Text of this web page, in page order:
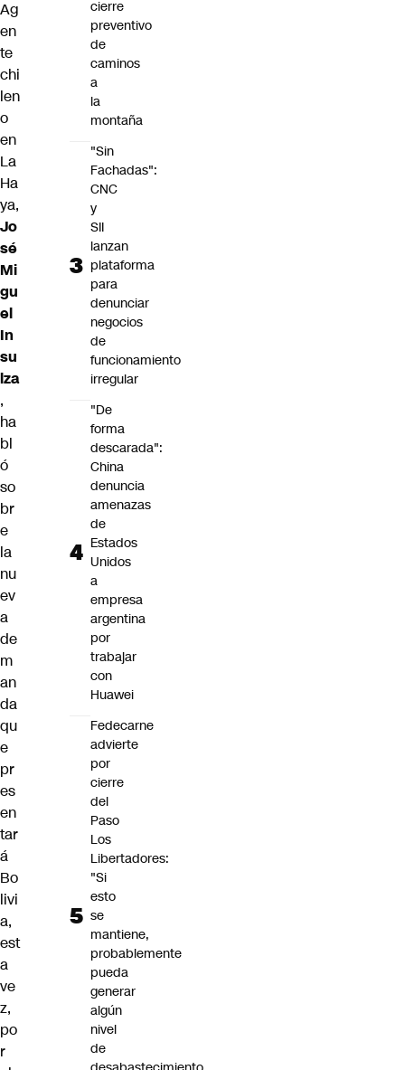
Ag
en
te
chi
len
o
en
La
Ha
ya,
Jo
sé
Mi
gu
el
In
su
lza
,
ha
bl
ó
so
br
e
la
nu
ev
a
de
m
an
da
qu
e
pr
es
en
tar
á
Bo
livi
a,
est
a
ve
z,
po
r
cierre
preventivo
de
caminos
a
la
montaña
"Sin
Fachadas":
CNC
y
SII
lanzan
plataforma
para
denunciar
negocios
de
funcionamiento
irregular
"De
forma
descarada":
China
denuncia
amenazas
de
Estados
Unidos
a
empresa
argentina
por
trabajar
con
Huawei
Fedecarne
advierte
por
cierre
del
Paso
Los
Libertadores:
"Si
esto
se
mantiene,
probablemente
pueda
generar
algún
nivel
de